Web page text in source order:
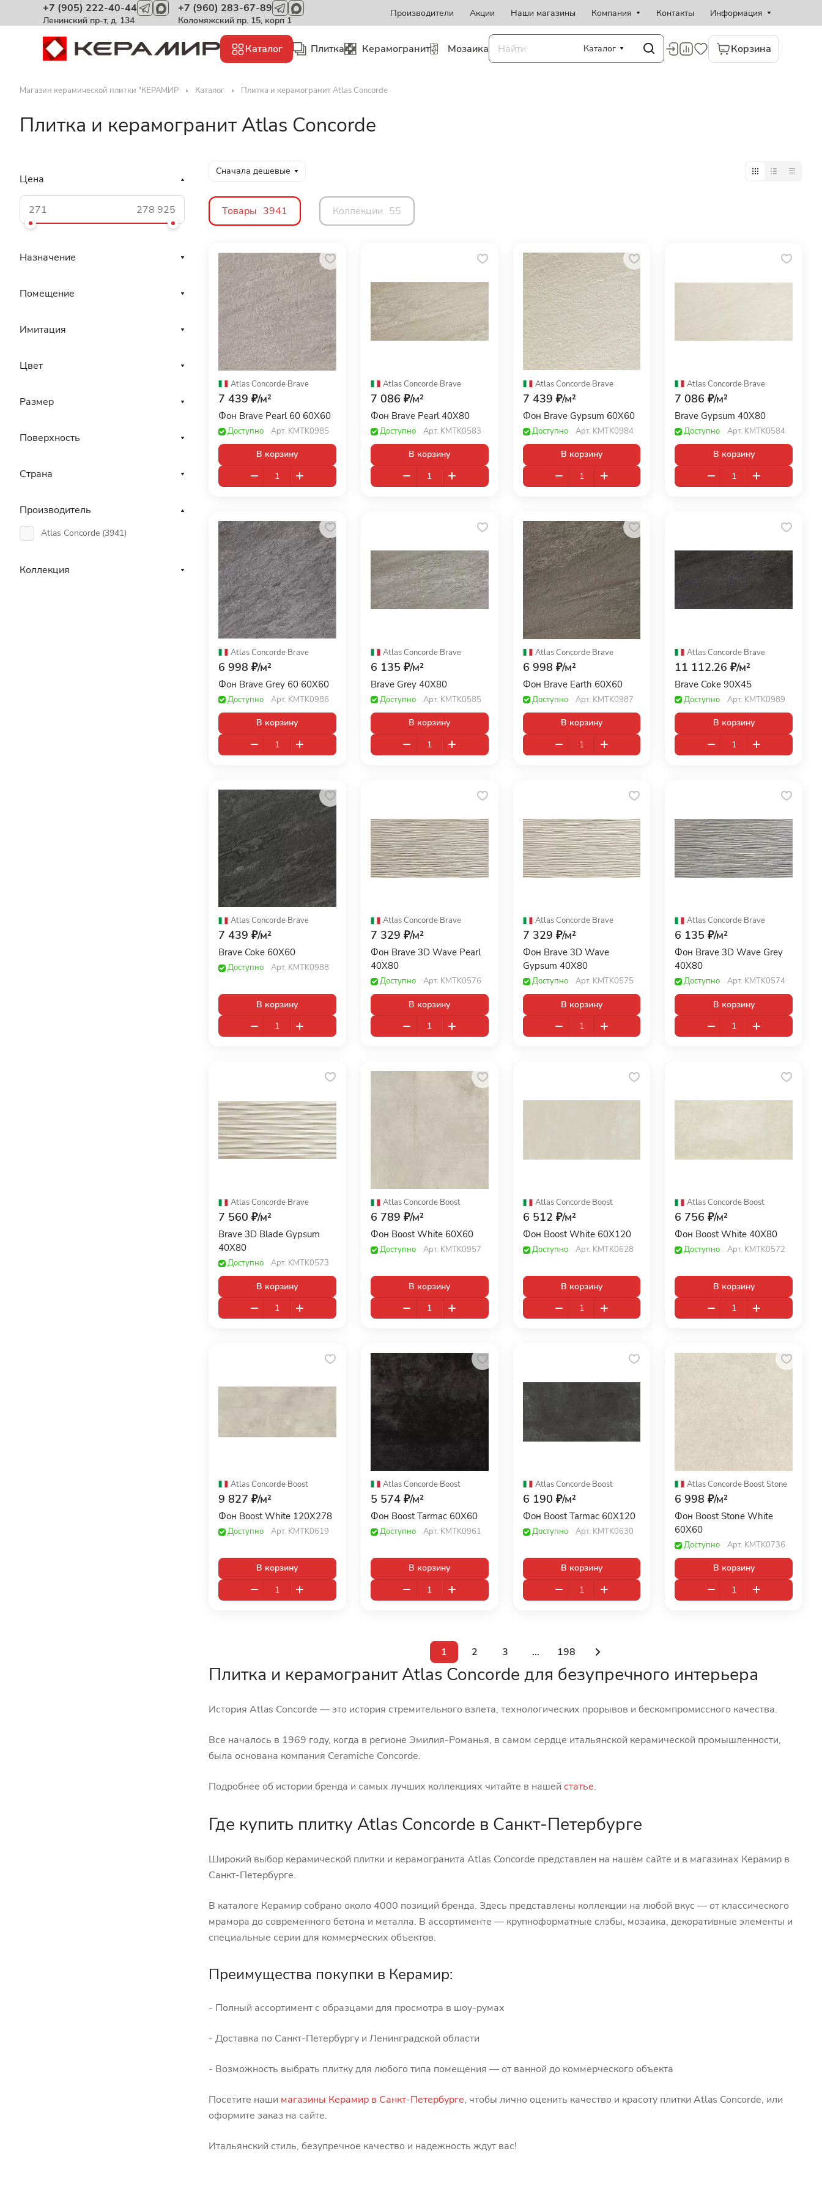
+7 (905) 222-40-44
Ленинский пр-т, д. 134
+7 (960) 283-67-89
Коломяжский пр. 15, корп 1
Производители Акции Наши магазины Компания Контакты Информация
Каталог Плитка Керамогранит Мозаика Каталог Корзина
Магазин керамической плитки "КЕРАМИР Каталог Плитка и керамогранит Atlas Concorde
Плитка и керамогранит Atlas Concorde
Сначала дешевые
Товары 3941 Коллекции 55
Atlas Concorde·Brave
7 439 ₽/м²
Фон Brave Pearl 60 60X60
Доступно Арт. KMTK0985
В корзину
Atlas Concorde·Brave
7 086 ₽/м²
Фон Brave Pearl 40X80
Доступно Арт. KMTK0583
В корзину
Atlas Concorde·Brave
7 439 ₽/м²
Фон Brave Gypsum 60X60
Доступно Арт. KMTK0984
В корзину
Atlas Concorde·Brave
7 086 ₽/м²
Brave Gypsum 40X80
Доступно Арт. KMTK0584
В корзину
Atlas Concorde·Brave
6 998 ₽/м²
Фон Brave Grey 60 60X60
Доступно Арт. KMTK0986
В корзину
Atlas Concorde·Brave
6 135 ₽/м²
Brave Grey 40X80
Доступно Арт. KMTK0585
В корзину
Atlas Concorde·Brave
6 998 ₽/м²
Фон Brave Earth 60X60
Доступно Арт. KMTK0987
В корзину
Atlas Concorde·Brave
11 112.26 ₽/м²
Brave Coke 90X45
Доступно Арт. KMTK0989
В корзину
Atlas Concorde·Brave
7 439 ₽/м²
Brave Coke 60X60
Доступно Арт. KMTK0988
В корзину
Atlas Concorde·Brave
7 329 ₽/м²
Фон Brave 3D Wave Pearl
40X80
Доступно Арт. KMTK0576
В корзину
Atlas Concorde·Brave
7 329 ₽/м²
Фон Brave 3D Wave
Gypsum 40X80
Доступно Арт. KMTK0575
В корзину
Atlas Concorde·Brave
6 135 ₽/м²
Фон Brave 3D Wave Grey
40X80
Доступно Арт. KMTK0574
В корзину
Atlas Concorde·Brave
7 560 ₽/м²
Brave 3D Blade Gypsum
40X80
Доступно Арт. KMTK0573
В корзину
Atlas Concorde·Boost
6 789 ₽/м²
Фон Boost White 60X60
Доступно Арт. KMTK0957
В корзину
Atlas Concorde·Boost
6 512 ₽/м²
Фон Boost White 60X120
Доступно Арт. KMTK0628
В корзину
Atlas Concorde·Boost
6 756 ₽/м²
Фон Boost White 40X80
Доступно Арт. KMTK0572
В корзину
Atlas Concorde·Boost
9 827 ₽/м²
Фон Boost White 120X278
Доступно Арт. KMTK0619
В корзину
Atlas Concorde·Boost
5 574 ₽/м²
Фон Boost Tarmac 60X60
Доступно Арт. KMTK0961
В корзину
Atlas Concorde·Boost
6 190 ₽/м²
Фон Boost Tarmac 60X120
Доступно Арт. KMTK0630
В корзину
Atlas Concorde·Boost Stone
6 998 ₽/м²
Фон Boost Stone White
60X60
Доступно Арт. KMTK0736
В корзину
1 2 3 ... 198
Плитка и керамогранит Atlas Concorde для безупречного интерьера
История Atlas Concorde — это история стремительного взлета, технологических прорывов и бескомпромиссного качества.
Все началось в 1969 году, когда в регионе Эмилия-Романья, в самом сердце итальянской керамической промышленности,
была основана компания Ceramiche Concorde.
Подробнее об истории бренда и самых лучших коллекциях читайте в нашей статье.
Где купить плитку Atlas Concorde в Санкт-Петербурге
Широкий выбор керамической плитки и керамогранита Atlas Concorde представлен на нашем сайте и в магазинах Керамир в
Санкт-Петербурге.
В каталоге Керамир собрано около 4000 позиций бренда. Здесь представлены коллекции на любой вкус — от классического
мрамора до современного бетона и металла. В ассортименте — крупноформатные слэбы, мозаика, декоративные элементы и
специальные серии для коммерческих объектов.
Преимущества покупки в Керамир:
- Полный ассортимент с образцами для просмотра в шоу-румах
- Доставка по Санкт-Петербургу и Ленинградской области
- Возможность выбрать плитку для любого типа помещения — от ванной до коммерческого объекта
Посетите наши магазины Керамир в Санкт-Петербурге, чтобы лично оценить качество и красоту плитки Atlas Concorde, или
оформите заказ на сайте.
Итальянский стиль, безупречное качество и надежность ждут вас!
Цена
Назначение
Помещение
Имитация
Цвет
Размер
Поверхность
Страна
Производитель
Atlas Concorde (3941)
Коллекция